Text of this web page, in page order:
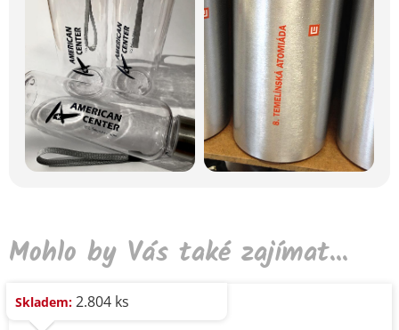
Mohlo by Vás také zajímat...
Skladem: 2.804 ks